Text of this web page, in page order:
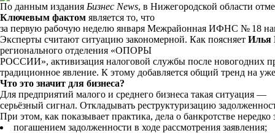
По данным издания Бизнес News, в Нижегородской области
Ключевым фактом является то, что
за первую рабочую неделю января Межрайонная ИФНС № 18
Эксперты считают ситуацию закономерной. Как поясняет Илья
регионального отделения «ОПОРЫ
РОССИИ», активизация налоговой службы после новогодних
традиционное явление. К этому добавляется общий тренд на
Что это значит для бизнеса?
Для предприятий малого и среднего бизнеса такая ситуация —
серьёзный сигнал. Откладывать реструктуризацию
При этом, как показывает практика, дела о банкротстве нередко
погашением задолженности в ходе рассмотрения заявления;